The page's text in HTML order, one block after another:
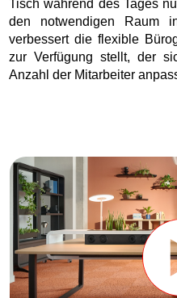
Tisch während des Tages
den notwendigen Raum
verbessert die flexible
zur Verfügung stellt, der
Anzahl der Mitarbeiter